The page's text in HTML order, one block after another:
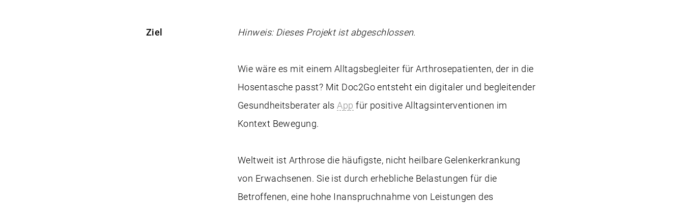
Ziel Hinweis: Dieses Projekt ist abgeschlossen.
Wie wäre es mit einem Alltagsbegleiter für Arthrosepatienten, der in die
Hosentasche passt? Mit Doc2Go entsteht ein digitaler und begleitender
Gesundheitsberater alsApp für positive Alltagsinterventionen im
Kontext Bewegung.
Weltweit ist Arthrose die häufigste, nicht heilbare Gelenkerkrankung
von Erwachsenen. Sie ist durch erhebliche Belastungen für die
Betroffenen, eine hohe Inanspruchnahme von Leistungen des